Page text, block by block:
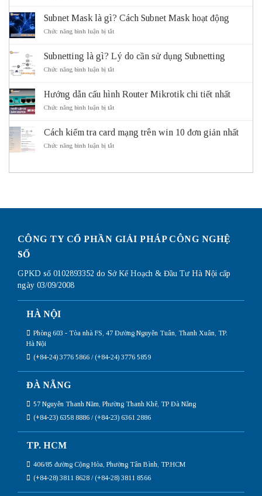
gì?
Vai
lợi
thống
thông
minh
ITS
Subnet Mask là gì? Cách Subnet Mask hoạt động
Chức năng bình luận bị tắtở
là
Mask
động
Subnetting là gì? Lý do cần sử dụng Subnetting
Chức năng bình luận bị tắtở
gì?
sử
dụng
Subnetting
Hướng dẫn cấu hình Router Mikrotik chi tiết nhất
Chức năng bình luận bị tắtở
cấu
Cách kiểm tra card mạng trên win 10 đơn giản nhất
Chức năng bình luận bị tắtở
tra
win
nhất
CÔNG TY CỔ PHẦN GIẢI PHÁP CÔNG NGHỆ
SỐ
GPKD số 0102893352 do Sở Kế Hoạch & Đầu Tư Hà Nội cấp
ngày 03/09/2008
HÀ NỘI
Phòng 603 - Tòa nhà FS, 47 Đường Nguyễn Tuân, Thanh Xuân, TP.
Hà Nội
(+84-24) 3776 5866 / (+84-24) 3776 5859
ĐÀ NẴNG
57 Nguyễn Thanh Năm, Phường Thanh Khê, TP Đà Nẵng
(+84-23) 6358 8886 / (+84-23) 6361 2886
TP. HCM
406/85 đường Cộng Hòa, Phường Tân Bình, TP.HCM
(+84-28) 3811 8628 / (+84-28) 3811 8566